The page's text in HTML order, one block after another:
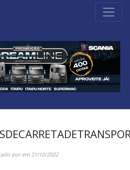
porem21/10/2022